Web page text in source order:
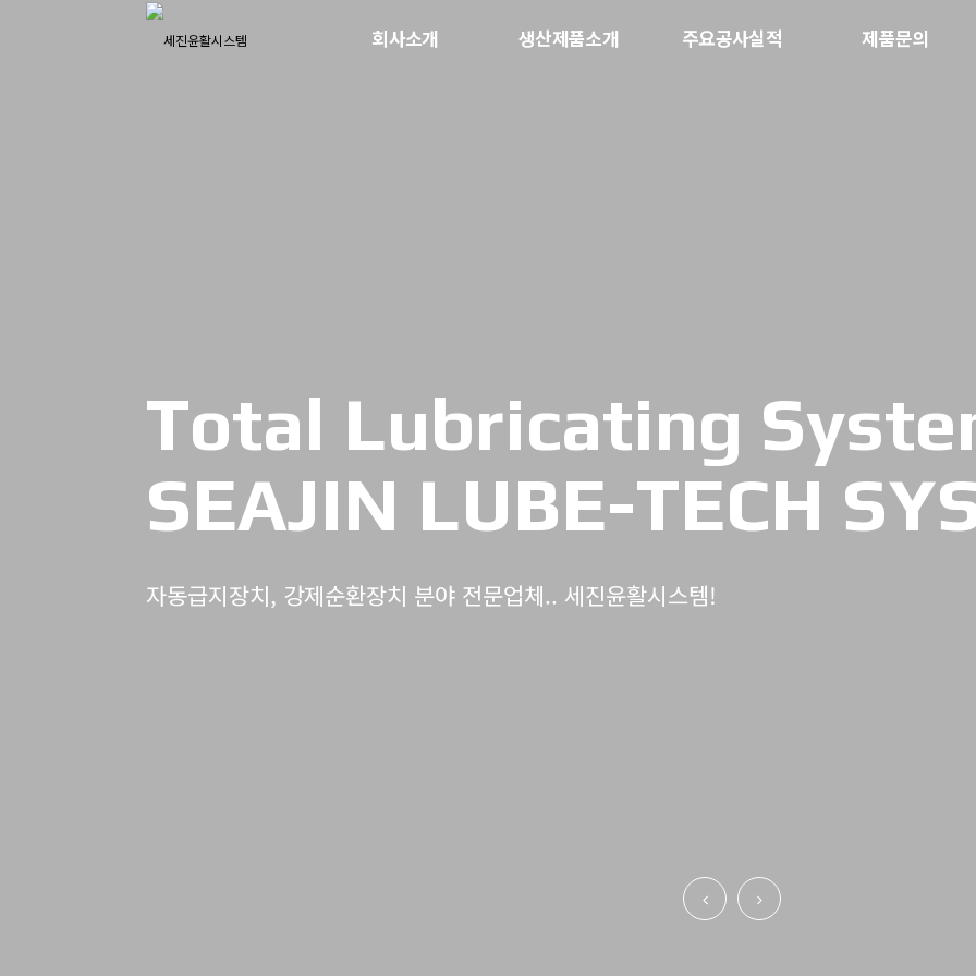
회사소개 생산제품소개 주요공사실적 제품문의
Total Lubricating
SEAJIN LUBE-TECH
자동급지장치, 강제순환장치 분야 전문업체.. 세진윤활시스템!